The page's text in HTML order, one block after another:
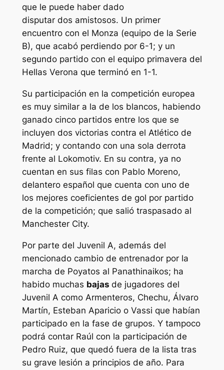
que le puede haber dado
disputar dos amistosos. Un primer
encuentro con el Monza (equipo de la Serie
B), que acabó perdiendo por 6-1; y un
segundo partido con el equipo primavera del
Hellas Verona que terminó en 1-1.
Su participación en la competición europea
es muy similar a la de los blancos, habiendo
ganado cinco partidos entre los que se
incluyen dos victorias contra el Atlético de
Madrid; y contando con una sola derrota
frente al Lokomotiv. En su contra, ya no
cuentan en sus filas con Pablo Moreno,
delantero español que cuenta con uno de
los mejores coeficientes de gol por partido
de la competición; que salió traspasado al
Manchester City.
Por parte del Juvenil A, además del
mencionado cambio de entrenador por la
marcha de Poyatos al Panathinaikos; ha
habido muchas bajas de jugadores del
Juvenil A como Armenteros, Chechu, Álvaro
Martín, Esteban Aparicio o Vassi que habían
participado en la fase de grupos. Y tampoco
podrá contar Raúl con la participación de
Pedro Ruiz, que quedó fuera de la lista tras
su grave lesión a principios de año. Para